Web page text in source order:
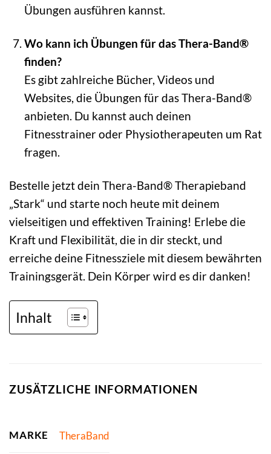
Übungen ausführen kannst.
Wo kann ich Übungen für das Thera-Band®
finden?
Es gibt zahlreiche Bücher, Videos und
Websites, die Übungen für das Thera-Band®
anbieten. Du kannst auch deinen
Fitnesstrainer oder Physiotherapeuten um Rat
fragen.
Bestelle jetzt dein Thera-Band® Therapieband
„Stark“ und starte noch heute mit deinem
vielseitigen und effektiven Training! Erlebe die
Kraft und Flexibilität, die in dir steckt, und
erreiche deine Fitnessziele mit diesem bewährten
Trainingsgerät. Dein Körper wird es dir danken!
Inhalt
ZUSÄTZLICHE INFORMATIONEN
MARKE TheraBand